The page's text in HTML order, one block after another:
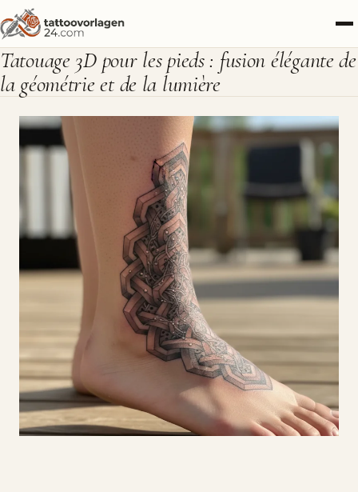
Tatouage 3D pour les pieds : fusion élégante de
la géométrie et de la lumière